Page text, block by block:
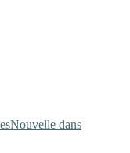
Nouvelle dans